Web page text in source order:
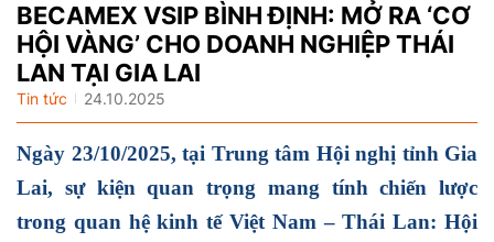
BECAMEX VSIP BÌNH ĐỊNH: MỞ RA ‘CƠ
HỘI VÀNG’ CHO DOANH NGHIỆP THÁI
LAN TẠI GIA LAI
Tin tức 24.10.2025
Ngày 23/10/2025, tại Trung tâm Hội nghị tỉnh Gia
Lai, sự kiện quan trọng mang tính chiến lược
trong quan hệ kinh tế Việt Nam – Thái Lan: Hội